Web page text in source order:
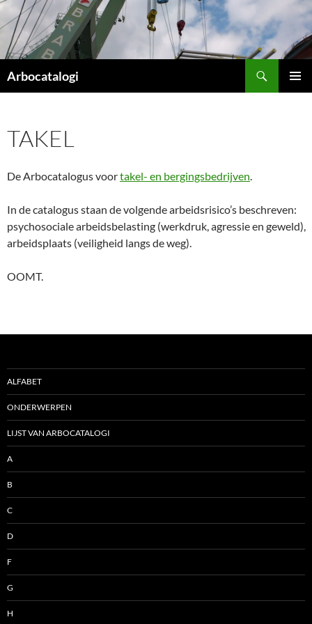
Ga
naar
de
inhoud
Arbocatalogi
TAKEL
De Arbocatalogus voortakel- en bergingsbedrijven.
In de catalogus staan de volgende arbeidsrisico’s beschreven:
psychosociale arbeidsbelasting (werkdruk, agressie en geweld),
arbeidsplaats (veiligheid langs de weg).
OOMT.
ALFABET
ONDERWERPEN
LIJST VAN ARBOCATALOGI
A
B
C
D
F
G
H